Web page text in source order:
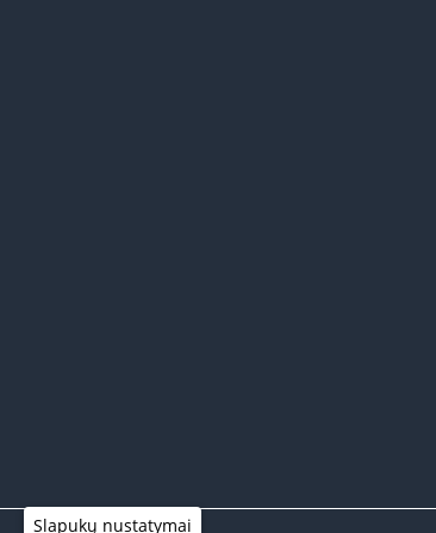
Slapukų nustatymai